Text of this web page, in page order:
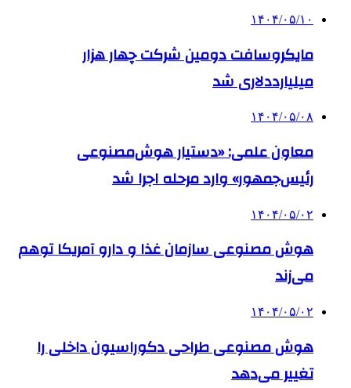
۱۴۰۴/۰۵/۱۰
مایکروسافت دومین شرکت چهار هزار
میلیارددلاری شد
۱۴۰۴/۰۵/۰۸
معاون علمی: «دستیار هوش‌مصنوعی
رئیس‌جمهور» وارد مرحله اجرا شد
۱۴۰۴/۰۵/۰۲
هوش مصنوعی سازمان غذا و دارو آمریکا توهم
می‌زند
۱۴۰۴/۰۵/۰۲
هوش مصنوعی طراحی دکوراسیون داخلی را
تغییر می‌دهد